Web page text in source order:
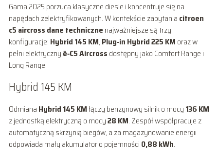
Gama 2025 porzuca klasyczne diesle i koncentruje się na
napędach zelektryfikowanych. W kontekście zapytania citroen
c5 aircross dane techniczne najważniejsze są trzy
konfiguracje: Hybrid 145 KM, Plug‑in Hybrid 225 KM oraz w
pełni elektryczny ë‑C5 Aircross dostępny jako Comfort Range i
Long Range.
Hybrid 145 KM
Odmiana Hybrid 145 KMłączy benzynowy silnik o mocy 136 KM
z jednostką elektryczną o mocy28 KM. Zespół współpracuje z
automatyczną skrzynią biegów, a za magazynowanie energii
odpowiada mały akumulator o pojemności 0,88 kWh.